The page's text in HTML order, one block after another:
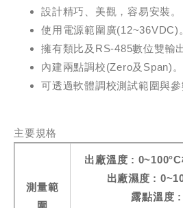
設計精巧、美觀，容易安裝。
使用電源範圍廣(12~36VDC)。
擁有類比及RS-485數位雙輸
內建兩點調校(Zero及Span)。
可透過軟體調校測試範圍與參
主要規格
測量範
出廠溫度 :
出廠濕度 :
露點溫度